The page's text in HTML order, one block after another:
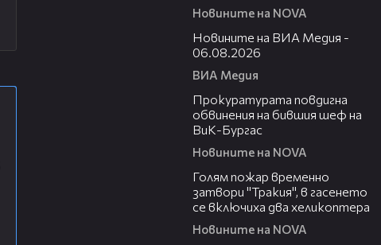
Новините на NOVA
Новините на ВИА Медия -
06.08.2026
ВИА Медия
Прокуратурата повдигна
обвинения на бившия шеф на
ВиК-Бургас
Новините на NOVA
Голям пожар временно
затвори "Тракия", в гасенето
се включиха два хеликоптера
Новините на NOVA